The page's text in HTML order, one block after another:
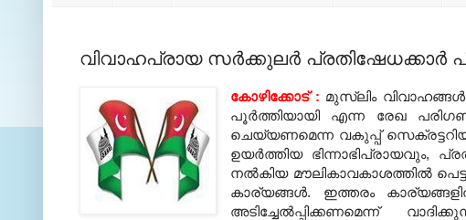
വിവാഹപ്രായ സര്‍ക്കുലര്‍ പ്രതിഷേധക്കാര്‍
കോഴിക്കോട് : മുസ്‌ലിം
പൂര്‍ത്തിയായി എന്ന രേഖ
ചെയ്യണമെന്ന വകുപ്പ്
ഉയര്‍ത്തിയ ഭിന്നാഭിപ്രായവും,
നല്‍കിയ മൗലികാവകാശത്തില്‍
കാര്യങ്ങള്‍. ഇത്തരം
അടിച്ചേല്‍പ്പിക്കണമെന്ന്